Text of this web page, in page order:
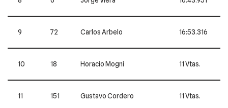
9 72 Carlos Arbelo 16:53.316
10 18 Horacio Mogni 11 Vtas.
11 151 Gustavo Cordero 11 Vtas.